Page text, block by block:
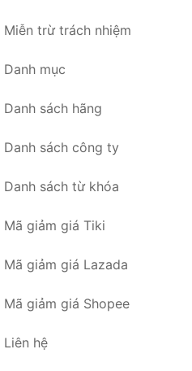
Miễn trừ trách nhiệm
Danh mục
Danh sách hãng
Danh sách công ty
Danh sách từ khóa
Mã giảm giá Tiki
Mã giảm giá Lazada
Mã giảm giá Shopee
Liên hệ